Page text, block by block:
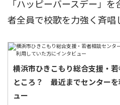
「ハッピーバースデー」
者全員で校歌を力強く斉唱
横浜市ひきこもり総合支援・
ところ？ 最近までセンター
ュー